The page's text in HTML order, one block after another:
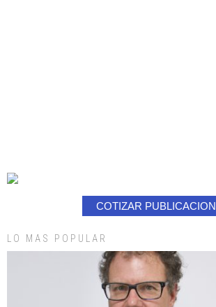
COTIZAR PUBLICACION
LO MAS POPULAR